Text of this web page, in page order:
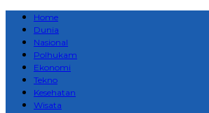
Home
Dunia
Nasional
Polhukam
Ekonomi
Tekno
Kesehatan
Wisata